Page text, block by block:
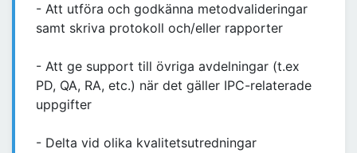
- Att utföra och godkänna metodvalideringar
samt skriva protokoll och/eller rapporter
- Att ge support till övriga avdelningar (t.ex
PD, QA, RA, etc.) när det gäller IPC-relaterade
uppgifter
- Delta vid olika kvalitetsutredningar